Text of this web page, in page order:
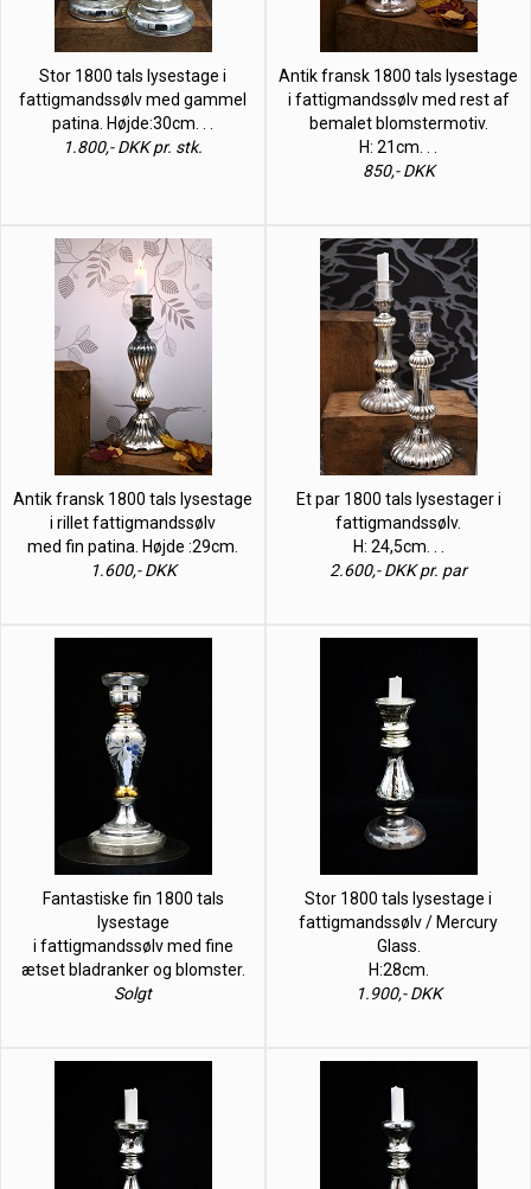
Stor 1800 tals lysestage i
fattigmandssølv med gammel
patina. Højde:30cm. . .
1.800,- DKK pr. stk.
Antik fransk 1800 tals lysestage
i fattigmandssølv med rest af
bemalet blomstermotiv.
H: 21cm. . .
850,- DKK
Antik fransk 1800 tals lysestage
i rillet fattigmandssølv
med fin patina. Højde :29cm.
1.600,- DKK
Et par 1800 tals lysestager i
fattigmandssølv.
H: 24,5cm. . .
2.600,- DKK pr. par
Fantastiske fin 1800 tals
lysestage
i fattigmandssølv med fine
ætset bladranker og blomster.
Solgt
Stor 1800 tals lysestage i
fattigmandssølv / Mercury
Glass.
H:28cm.
1.900,- DKK